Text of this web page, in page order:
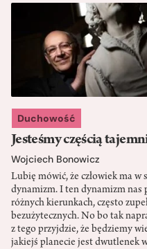
Duchowość
Jesteśmy częścią
Wojciech Bonowicz
Lubię mówić, że człowiek ma w
dynamizm. I ten dynamizm nas
różnych kierunkach, często
bezużytecznych. No bo tak
z tego przyjdzie, że będziemy
jakiejś planecie jest dwutlenek